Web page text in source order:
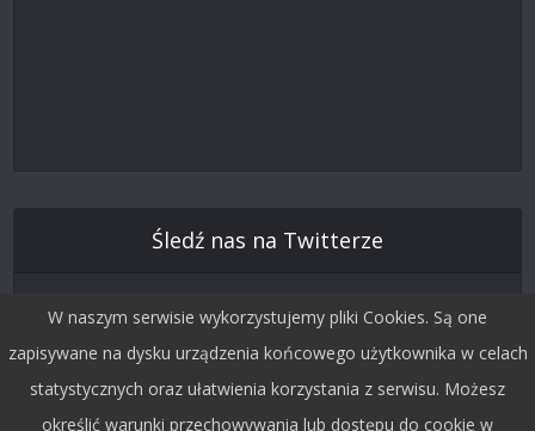
Śledź nas na Twitterze
W naszym serwisie wykorzystujemy pliki Cookies. Są one
zapisywane na dysku urządzenia końcowego użytkownika w celach
statystycznych oraz ułatwienia korzystania z serwisu. Możesz
określić warunki przechowywania lub dostępu do cookie w